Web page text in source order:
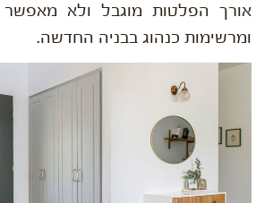
אורך הפלטות מוגבל ולא מאפשר
ומרשימות כנהוג בבניה החדשה.